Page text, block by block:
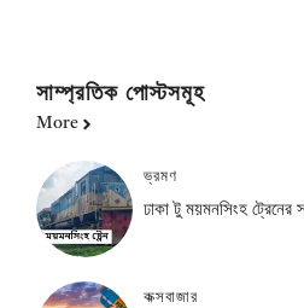
সাম্প্রতিক পোস্টসমূহ
More
ভ্রমণ
ঢাকা টু ময়মনসিংহ ট্রেনের
কক্সবাজার